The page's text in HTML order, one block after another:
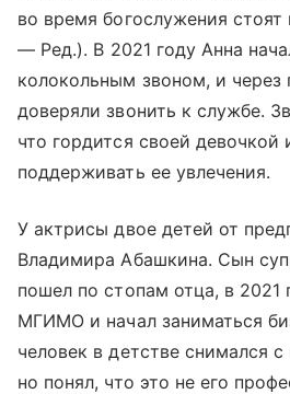
во время богослужения стоят
— Ред.). В 2021 году Анна
колокольным звоном, и через
доверяли звонить к службе.
что гордится своей девочкой
поддерживать ее увлечения.
У актрисы двое детей от
Владимира Абашкина. Сын
пошел по стопам отца, в 2021
МГИМО и начал заниматься
человек в детстве снимался
но понял, что это не его